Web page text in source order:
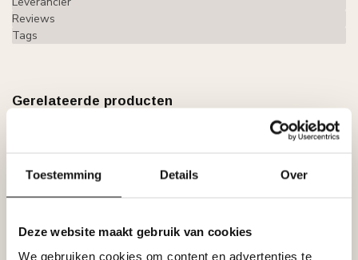
Toestemming Details Over
Deze website maakt gebruik van cookies
We gebruiken cookies om content en advertenties te
Reviews
Tags
Gerelateerde producten
polyurethaan, set (4 hoeken)
Op voorraad
GRAND DECOR
Grand Decor Kaderlijst CR810
(40 x 18 mm), polyurethaan, €14,52